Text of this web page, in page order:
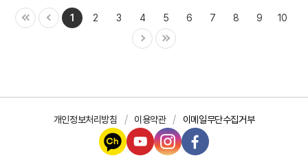
1 2 3 4 5 6 7 8 9 10
개인정보처리방침 이용약관 이메일무단수집거부